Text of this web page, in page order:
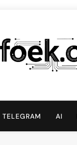
TELEGRAM AI